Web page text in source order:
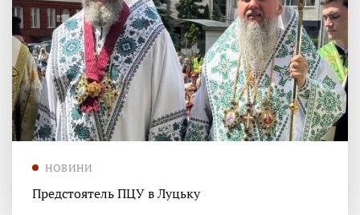
НОВИНИ
Предстоятель ПЦУ в Луцьку